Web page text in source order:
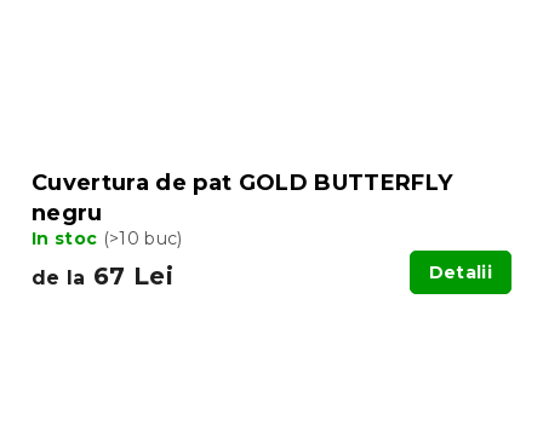
Cuvertura de pat GOLD BUTTERFLY
negru
In stoc (>10 buc)
de la 67 Lei Detalii